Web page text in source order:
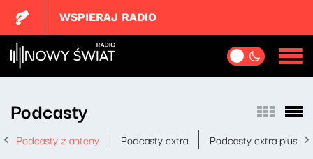
WSPIERAJ RADIO
Podcasty
Podcasty z anteny Podcasty extra Podcasty extra plus